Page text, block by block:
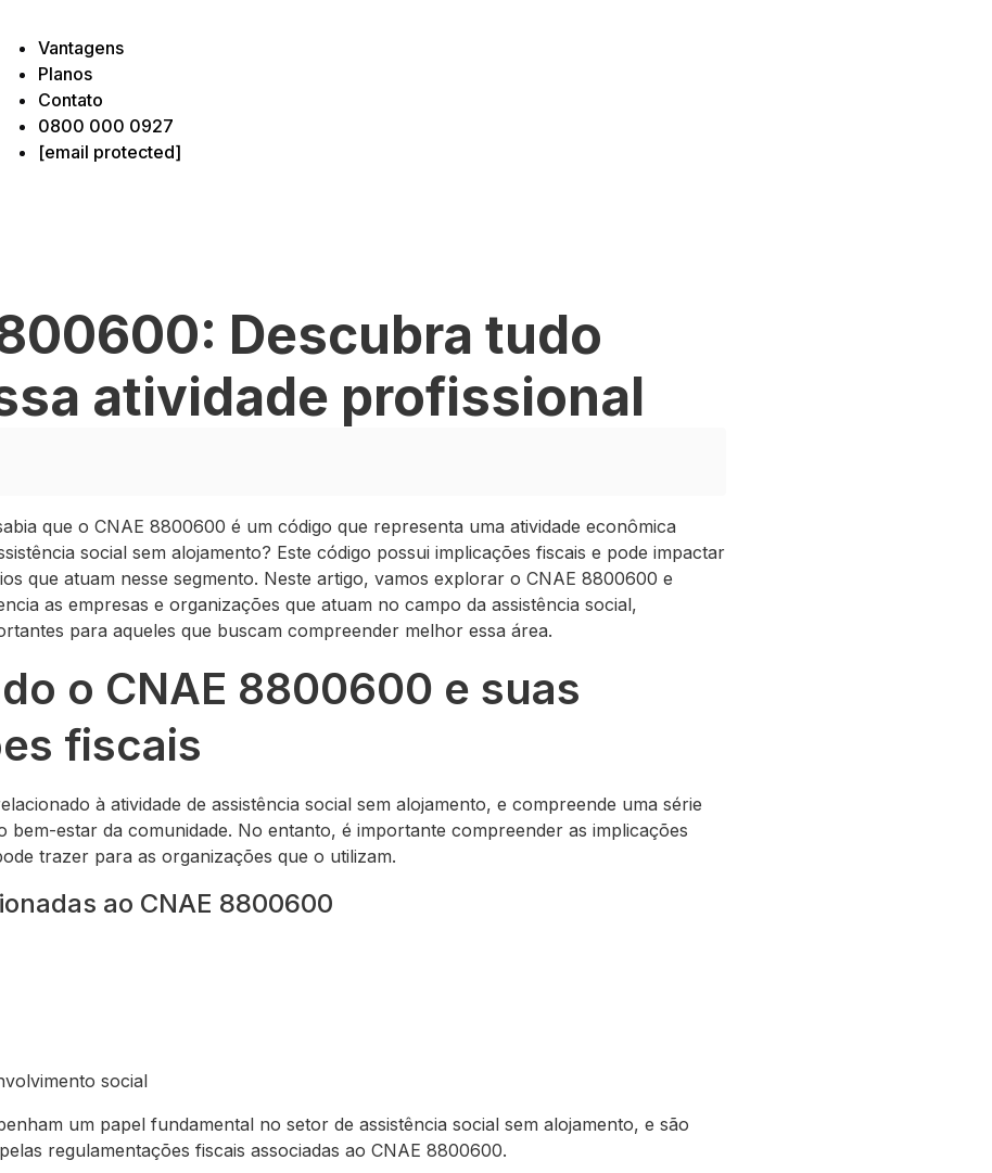
Vantagens
Planos
Contato
0800 000 0927
[email protected]
Descubra tudo
atividade profissional
que o CNAE 8800600 é um código que representa uma atividade econômica
social sem alojamento? Este código possui implicações fiscais e pode impactar
que atuam nesse segmento. Neste artigo, vamos explorar o CNAE 8800600 e
as empresas e organizações que atuam no campo da assistência social,
para aqueles que buscam compreender melhor essa área.
o CNAE 8800600 e suas
fiscais
à atividade de assistência social sem alojamento, e compreende uma série
bem-estar da comunidade. No entanto, é importante compreender as implicações
trazer para as organizações que o utilizam.
ao CNAE 8800600
social
um papel fundamental no setor de assistência social sem alojamento, e são
regulamentações fiscais associadas ao CNAE 8800600.